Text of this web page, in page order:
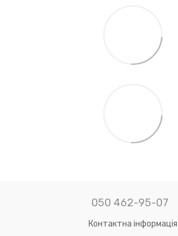
050 462-95-07
Контактна інформація